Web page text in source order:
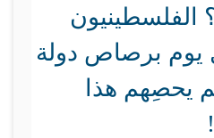
الفلسطينيون
يوم برصاص دولة
لم يحصِهم هذا